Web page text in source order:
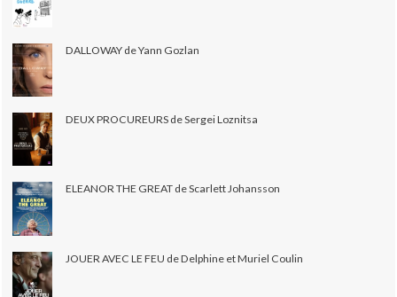
DALLOWAY de Yann Gozlan
DEUX PROCUREURS de Sergei Loznitsa
ELEANOR THE GREAT de Scarlett Johansson
JOUER AVEC LE FEU de Delphine et Muriel Coulin